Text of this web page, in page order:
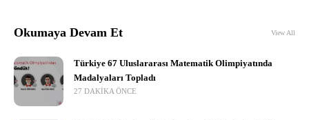
Okumaya Devam Et View All
Türkiye 67 Uluslararası Matematik Olimpiyatında
Madalyaları Topladı
27 DAKIKA ÖNCE